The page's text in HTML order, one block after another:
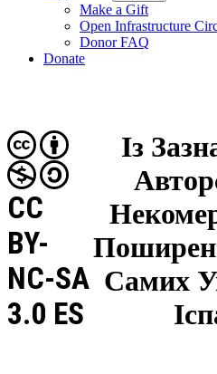
Make a Gift
Open Infrastructure
Donor FAQ
Donate
Із
Самих
CC
BY-
NC-SA
3.0 ES